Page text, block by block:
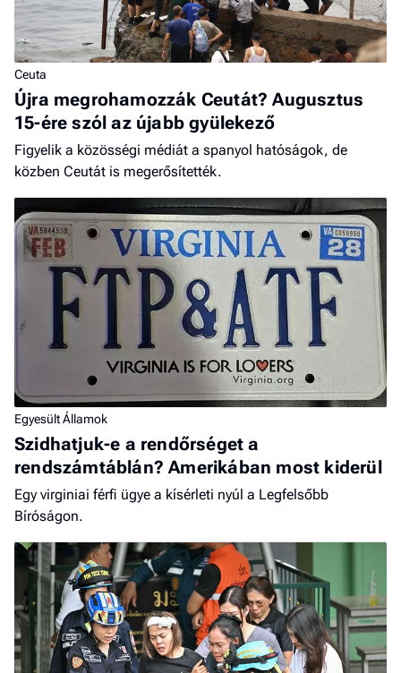
Ceuta
Újra megrohamozzák Ceutát? Augusztus
15-ére szól az újabb gyülekező
Figyelik a közösségi médiát a spanyol hatóságok, de
közben Ceutát is megerősítették.
Egyesült Államok
Szidhatjuk-e a rendőrséget a
rendszámtáblán? Amerikában most kiderül
Egy virginiai férfi ügye a kísérleti nyúl a Legfelsőbb
Bíróságon.